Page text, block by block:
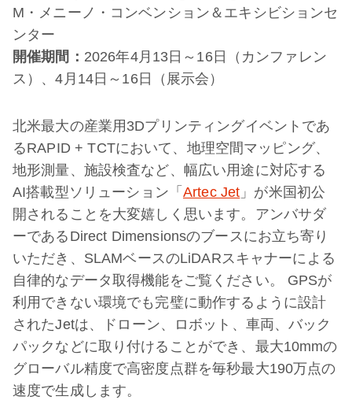
M・メニーノ・コンベンション＆エキシビションセ
ンター
開催期間： 2026年4月13日～16日（カンファレン
ス）、4月14日～16日（展示会）
北米最大の産業用3Dプリンティングイベントであ
るRAPID + TCTにおいて、地理空間マッピング、
地形測量、施設検査など、幅広い用途に対応する
AI搭載型ソリューション「 Artec Jet 」が米国初公
開されることを大変嬉しく思います。アンバサダ
ーであるDirect Dimensionsのブースにお立ち寄り
いただき、SLAMベースのLiDARスキャナーによる
自律的なデータ取得機能をご覧ください。 GPSが
利用できない環境でも完璧に動作するように設計
されたJetは、ドローン、ロボット、車両、バック
パックなどに取り付けることができ、最大10mmの
グローバル精度で高密度点群を毎秒最大190万点の
速度で生成します。